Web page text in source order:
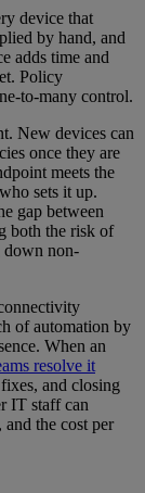
device that
by hand, and
adds time and
Policy
to-many control.
New devices can
once they are
meets the
sets it up.
gap between
both the risk of
down non-
of automation by
When an
resolve it
and closing
IT staff can
the cost per